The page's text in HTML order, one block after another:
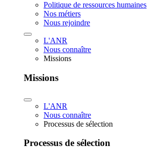
Politique de ressources humaines
Nos métiers
Nous rejoindre
L'ANR
Nous connaître
Missions
Missions
L'ANR
Nous connaître
Processus de sélection
Processus de sélection